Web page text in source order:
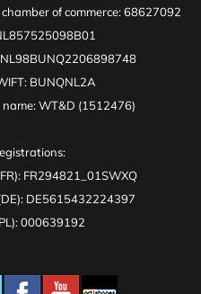
of commerce: 68627092
BUNQNL2A
WT&D (1512476)
FR294821_01SWXQ
DE5615432224397
000639192